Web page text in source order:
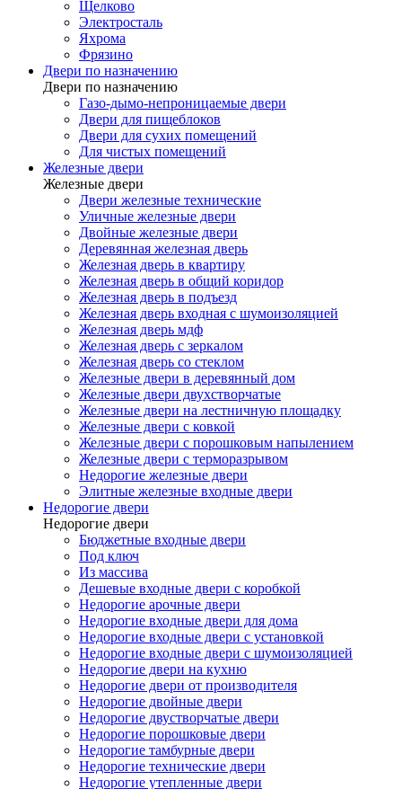
Щелково
Электросталь
Яхрома
Фрязино
Двери по назначению
Двери по назначению
Газо-дымо-непроницаемые двери
Двери для пищеблоков
Двери для сухих помещений
Для чистых помещений
Железные двери
Железные двери
Двери железные технические
Уличные железные двери
Двойные железные двери
Деревянная железная дверь
Железная дверь в квартиру
Железная дверь в общий коридор
Железная дверь в подъезд
Железная дверь входная с шумоизоляцией
Железная дверь мдф
Железная дверь с зеркалом
Железная дверь со стеклом
Железные двери в деревянный дом
Железные двери двухстворчатые
Железные двери на лестничную площадку
Железные двери с ковкой
Железные двери с порошковым напылением
Железные двери с терморазрывом
Недорогие железные двери
Элитные железные входные двери
Недорогие двери
Недорогие двери
Бюджетные входные двери
Под ключ
Из массива
Дешевые входные двери с коробкой
Недорогие арочные двери
Недорогие входные двери для дома
Недорогие входные двери с установкой
Недорогие входные двери с шумоизоляцией
Недорогие двери на кухню
Недорогие двери от производителя
Недорогие двойные двери
Недорогие двустворчатые двери
Недорогие порошковые двери
Недорогие тамбурные двери
Недорогие технические двери
Недорогие утепленные двери